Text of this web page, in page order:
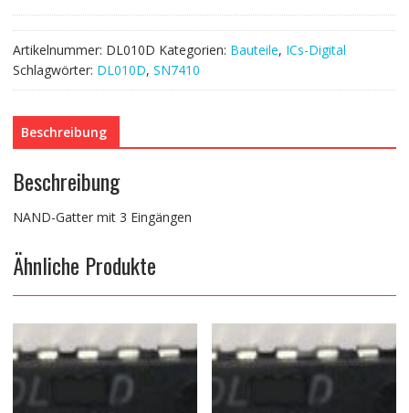
Artikelnummer: DL010D Kategorien: Bauteile, ICs-Digital
Schlagwörter: DL010D, SN7410
Beschreibung
Beschreibung
NAND-Gatter mit 3 Eingängen
Ähnliche Produkte